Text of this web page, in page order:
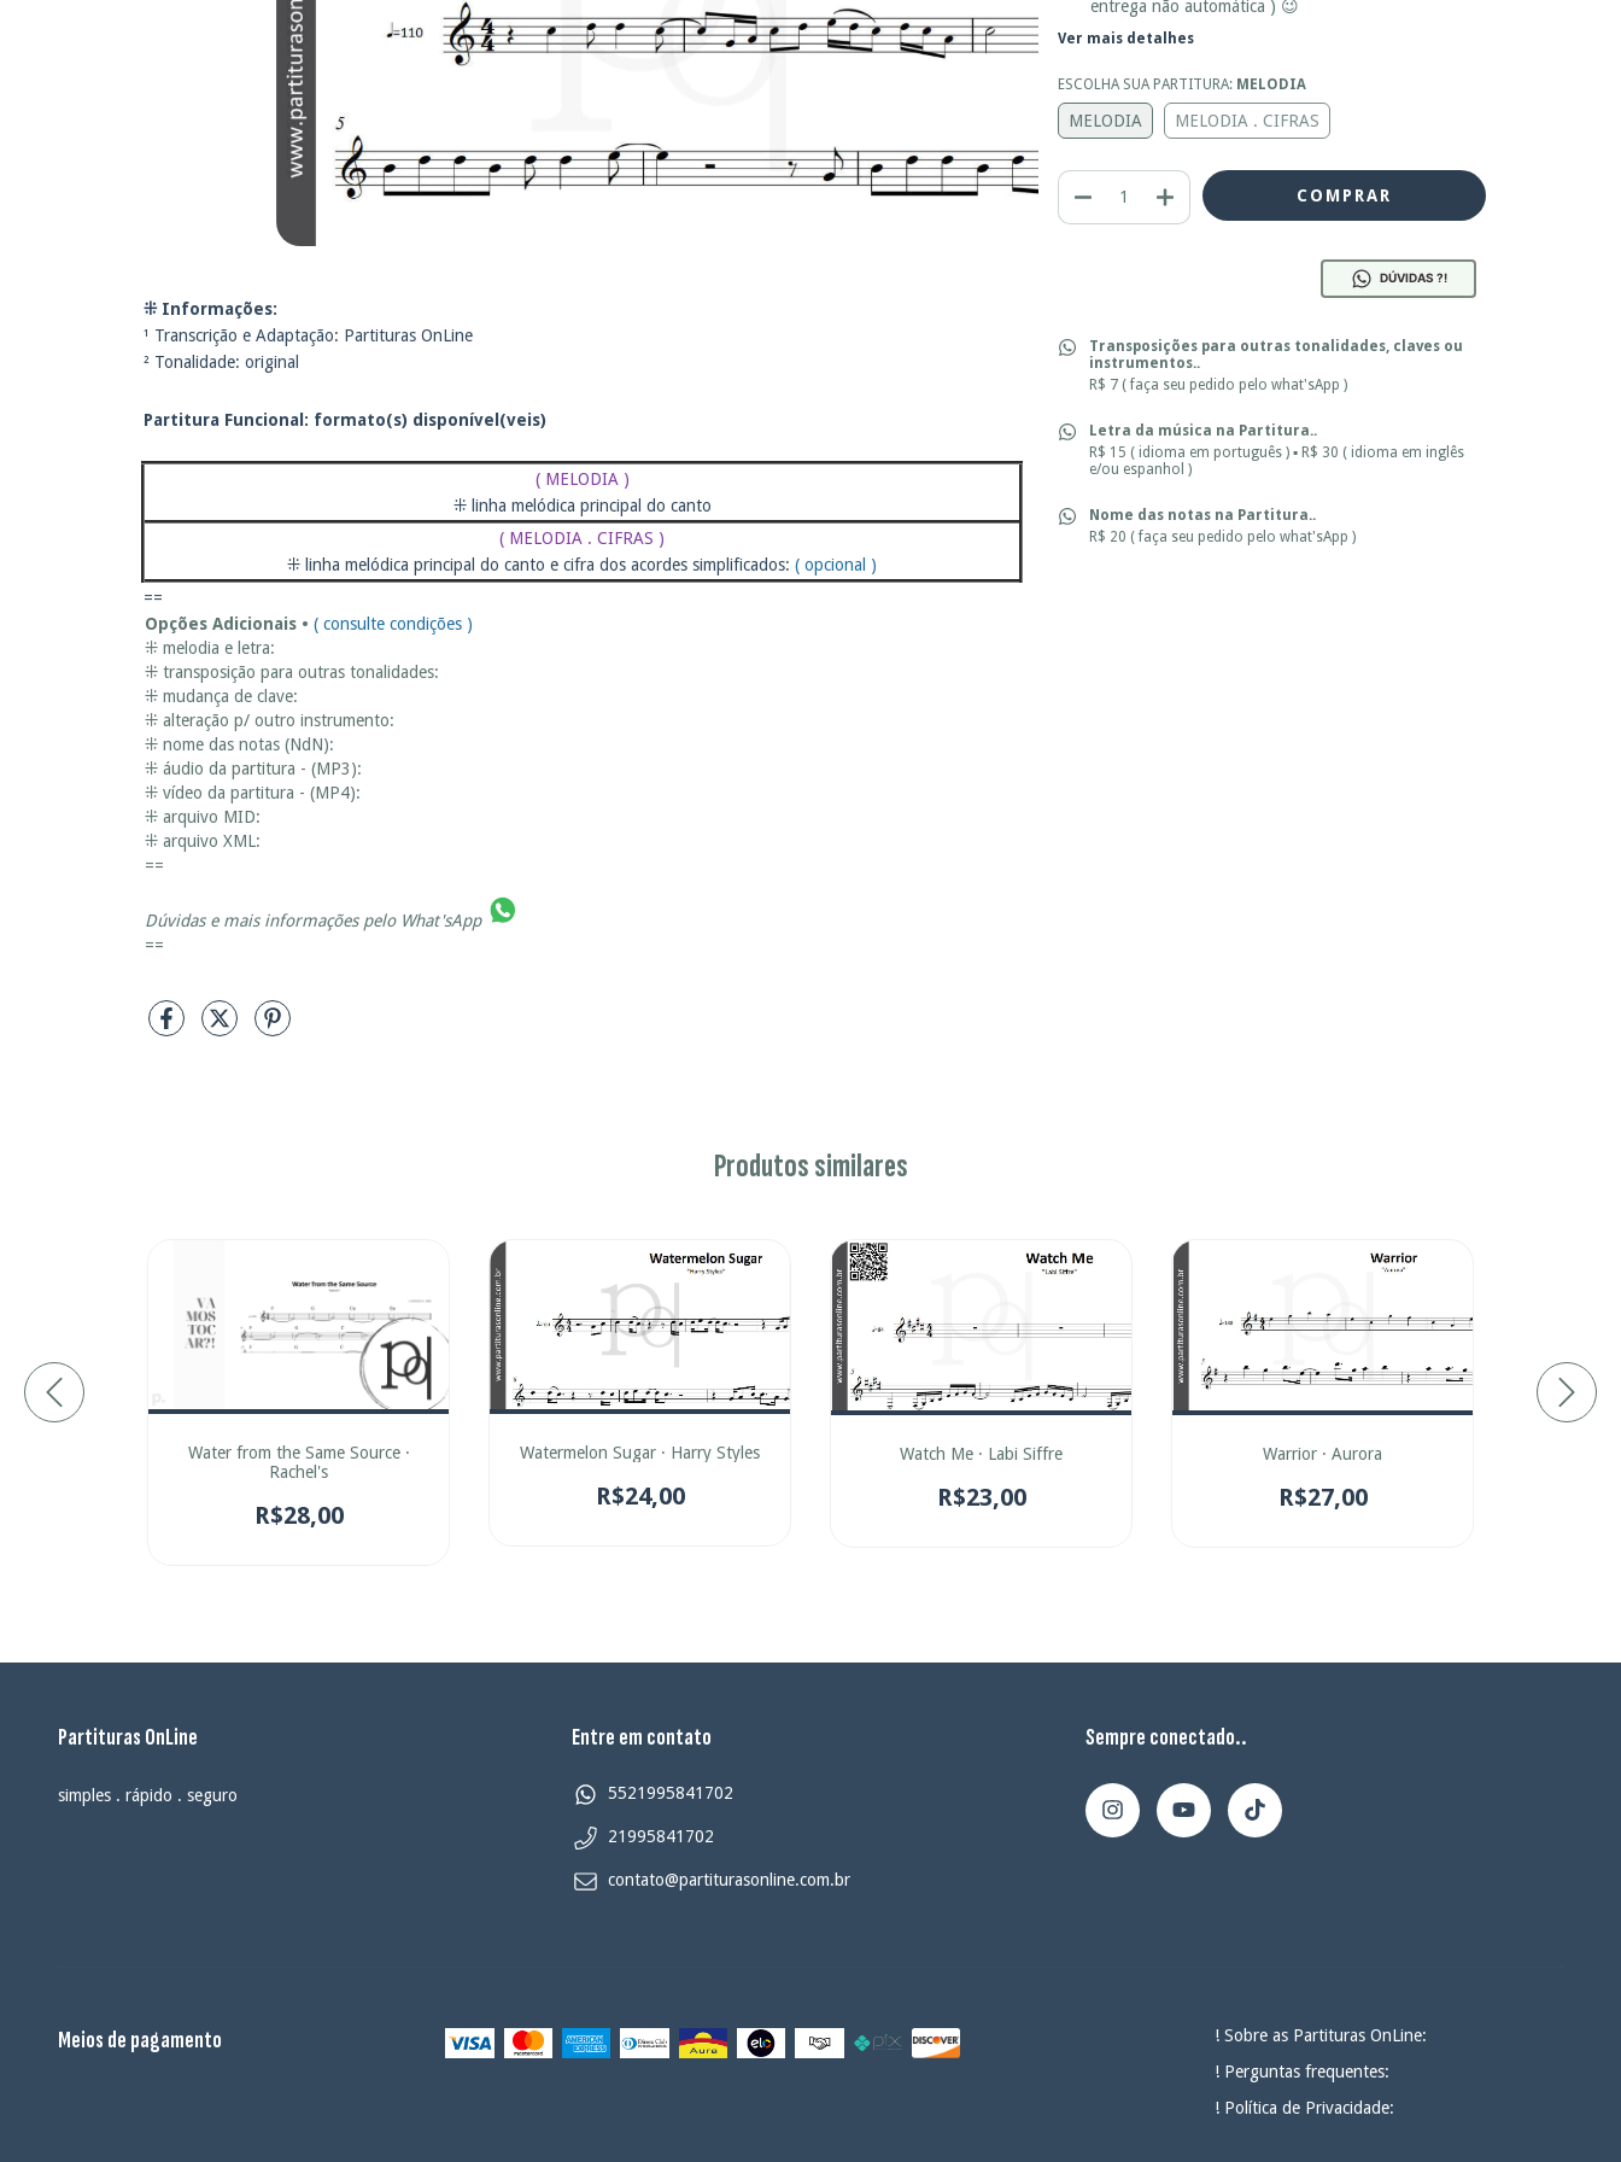
⁜ Informações:
¹ Transcrição e Adaptação: Partituras OnLine
² Tonalidade: original
Partitura Funcional: formato(s) disponível(veis)
( MELODIA )
⁜ linha melódica principal do canto
( MELODIA . CIFRAS )
⁜ linha melódica principal do canto e cifra dos acordes simplificados: ( opcional )
==
Opções Adicionais • ( consulte condições )
⁜ melodia e letra:
⁜ transposição para outras tonalidades:
⁜ mudança de clave:
⁜ alteração p/ outro instrumento:
⁜ nome das notas (NdN):
⁜ áudio da partitura - (MP3):
⁜ vídeo da partitura - (MP4):
⁜ arquivo MID:
⁜ arquivo XML:
==
Dúvidas e mais informações pelo What'sApp
==
entrega não automática ) 😉
Ver mais detalhes
ESCOLHA SUA PARTITURA: MELODIA
MELODIA MELODIA . CIFRAS
DÚVIDAS ?!
Transposições para outras tonalidades, claves ou
instrumentos..
R$ 7 ( faça seu pedido pelo what'sApp )
Letra da música na Partitura..
R$ 15 ( idioma em português ) ▪ R$ 30 ( idioma em inglês
e/ou espanhol )
Nome das notas na Partitura..
R$ 20 ( faça seu pedido pelo what'sApp )
Produtos similares
Water from the Same Source ·
Rachel's
R$28,00
Watermelon Sugar · Harry Styles
R$24,00
Watch Me · Labi Siffre
R$23,00
Warrior · Aurora
R$27,00
Partituras OnLine
simples . rápido . seguro
Entre em contato
5521995841702
21995841702
contato@partiturasonline.com.br
Sempre conectado..
Meios de pagamento
! Sobre as Partituras OnLine:
! Perguntas frequentes:
! Política de Privacidade: